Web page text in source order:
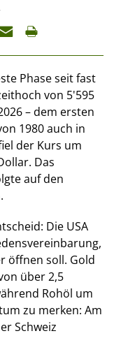
Phase seit fast
von 5'595
– dem ersten
1980 auch in
der Kurs um
Das
auf den
Die USA
öffnen soll. Gold
über 2,5
Rohöl um
zu merken: Am
Schweiz